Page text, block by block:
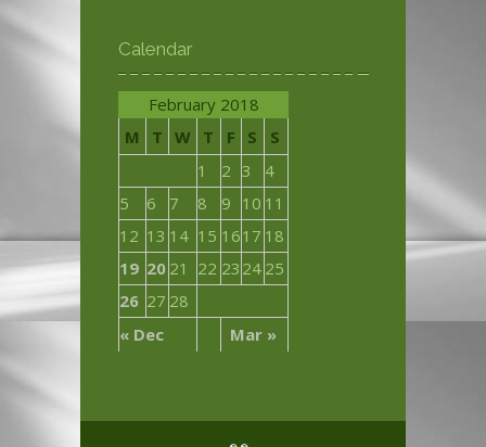
Calendar
February 2018
M
T W T F S S
« Dec Mar »
1 2 3
4
5
6 7 8 9 10 11
12 13 14 15 1617 18
19 20 21 22 23 24 25
26 27 28